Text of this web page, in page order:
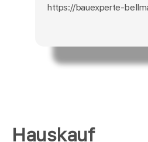
Hauskauf
https://bauexperte-